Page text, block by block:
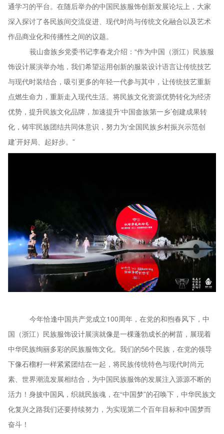
通学习的平台。在随后举办的中国民族服饰创新发展论坛上，大家
深入探讨了各民族间交流促进、现代时尚与传统文化融合以及艺术
作品商业化和传播性之间的议题。
莪山畲族乡党委书记李春龙介绍： “作为中国（浙江）民族服
饰设计展演举办地，我们希望运用创新的服装设计语言让传统技艺
与现代时装结合，吸引更多的年轻一代参与其中，让传统技艺重新
点燃生命力，重新走入现代生活。将民族文化资源优势转化为经济
优势，提升民族文化品牌， 加速提升‘中国畲族第一乡’创建成果转
化， 铸牢民族团结共同体意识， 努力为‘全国民族乡村振兴示范创
建’开好局、起好步。 ”
今年恰逢中国共产党成立100周年，在党的和煦春风下，中
国（浙江）民族服饰设计展演就像是一棵蓬勃成长的树苗，展现着
中华民族绚丽多彩的民族服饰文化。我们的56个民族，在党的领导
下像石榴籽一样紧紧团结在一起，将民族传统特色与现代时尚元
素、世界潮流发展相结合，为中国民族服饰的发展注入源源不断的
活力！身披中国风，织就民族魂，在“中国梦”的召唤下，中华民族文
化复兴之路我们还要持续努力，为实现第二个百年目标和中国梦而
奋斗！